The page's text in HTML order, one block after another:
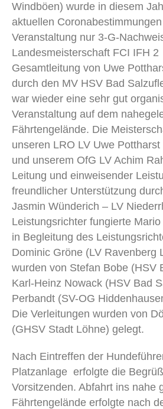
Windböen) wurde in diesem
aktuellen
Veranstaltung nur 3-G-
Landesmeisterschaft FCI IFH
Gesamtleitung von Uwe
durch den MV HSV Bad
war wieder eine sehr gut
Veranstaltung auf dem
Fährtengelände. Die
unseren LRO LV Uwe
und unserem OfG LV Achim
Leitung und einweisender
freundlicher Unterstützung
Jasmin Wünderich – LV
Leistungsrichter fungierte
in Begleitung des
Dominic Gröne (LV Ravenberg
wurden von Stefan Bobe (HSV
Karl-Heinz Nowack (HSV Bad
Perbandt (SV-OG
Die Verleitungen wurden von
(GHSV Stadt Löhne) gelegt.
Nach Eintreffen der
Platzanlage erfolgte die
Vorsitzenden. Abfahrt ins nahe
Fährtengelände erfolgte nach